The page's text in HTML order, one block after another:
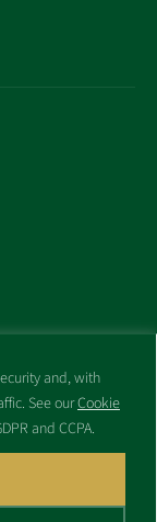
and, with
See ourCookie
and CCPA.
are the property
express written
with any
similar to this